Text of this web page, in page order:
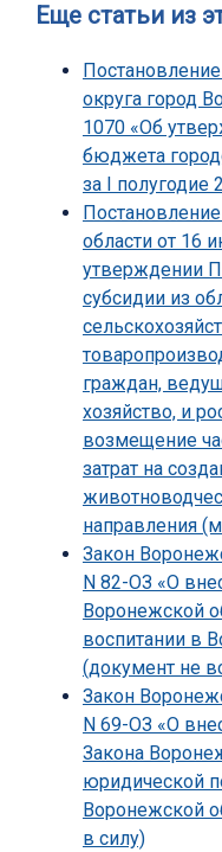
Еще статьи из
округа город
1070 «Об
бюджета
за I полугодие
области от 16
утверждении
субсидии из
граждан,
хозяйство, и
возмещение
затрат на
направления
Закон
N 82-ОЗ «О
Воронежской
воспитании в
(документ не
Закон
N 69-ОЗ «О
Закона
юридической
Воронежской
в силу)